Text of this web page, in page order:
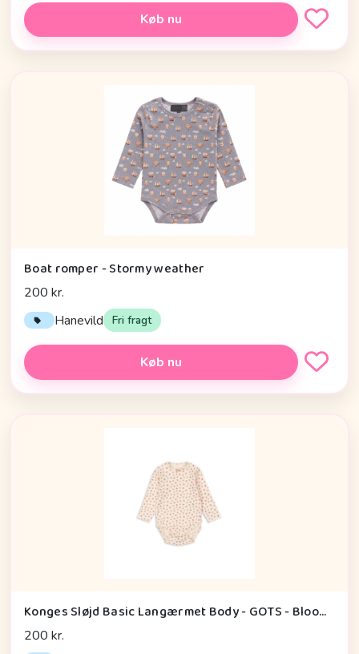
Køb nu
Boat romper - Stormy weather
200 kr.
Hanevild Fri fragt
Køb nu
Konges Sløjd Basic Langærmet Body - GOTS - Bloomie
200 kr.